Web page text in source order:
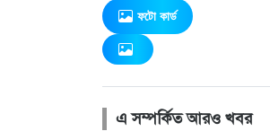
ফটো কার্ড
এ সম্পর্কিত আরও খবর